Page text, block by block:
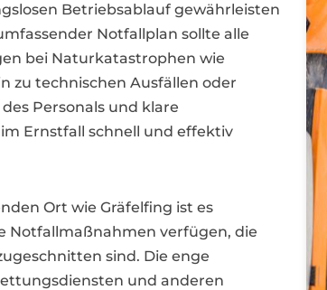
Betriebsablauf gewährleisten
Notfallplan sollte alle
bei Naturkatastrophen wie
zu technischen Ausfällen oder
Personals und klare
Ernstfall schnell und effektiv
Ort wie Gräfelfing ist es
Notfallmaßnahmen verfügen, die
sind. Die enge
und anderen